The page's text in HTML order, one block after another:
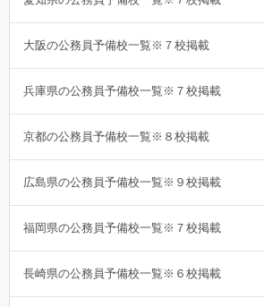
大阪の公務員予備校一覧※７校掲載
兵庫県の公務員予備校一覧※７校掲載
京都の公務員予備校一覧※８校掲載
広島県の公務員予備校一覧※９校掲載
福岡県の公務員予備校一覧※７校掲載
長崎県の公務員予備校一覧※６校掲載